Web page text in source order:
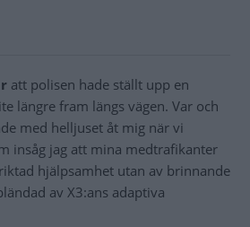
att polisen hade ställt upp en
längre fram längs vägen. Var och
med helljuset åt mig när vi
insåg jag att mina medtrafikanter
hjälpsamhet utan av brinnande
av X3:ans adaptiva